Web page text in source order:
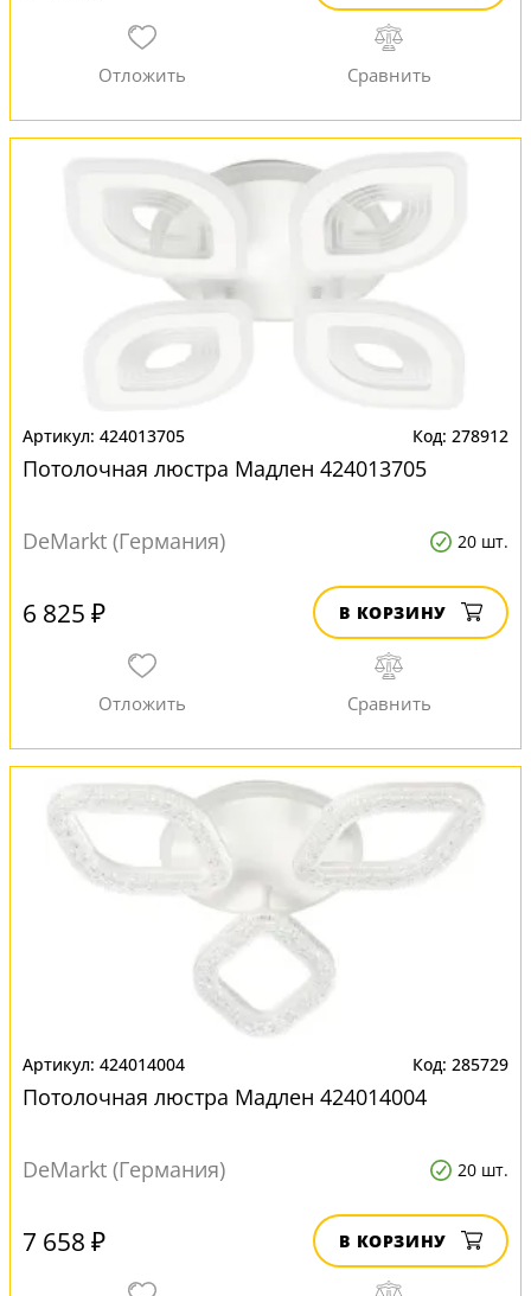
424013705 278912
Потолочная люстра Мадлен 424013705
DeMarkt (Германия) 20 шт.
6 825 ₽ В КОРЗИНУ
424014004 285729
Потолочная люстра Мадлен 424014004
DeMarkt (Германия) 20 шт.
7 658 ₽ В КОРЗИНУ